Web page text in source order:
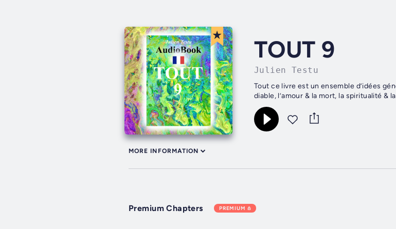
TOUT 9
Julien Testu
Tout ce livre est un ensemble d’idées
diable, l’amour & la mort, la spiritualité &
MORE INFORMATION
Premium Chapters PREMIUM